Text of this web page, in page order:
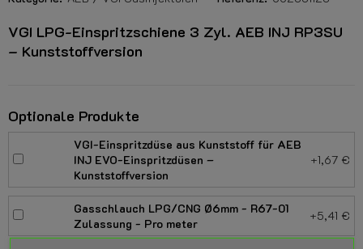
VGI LPG-Einspritzschiene 3 Zyl. AEB INJ RP3SU
– Kunststoffversion
Optionale Produkte
VGI-Einspritzdüse aus Kunststoff für AEB
INJ EVO-Einspritzdüsen –
Kunststoffversion
+1,67 €
Gasschlauch LPG/CNG Ø6mm - R67-01
Zulassung - Pro meter
+5,41 €